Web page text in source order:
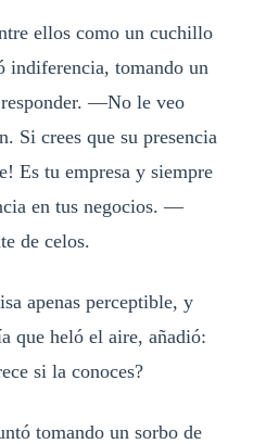
ellos como un cuchillo
tomando un
—No le veo
Si crees que su presencia
Es tu empresa y siempre
en tus negocios. —
de celos.
apenas perceptible, y
que heló el aire, añadió:
si la conoces?
tomando un sorbo de